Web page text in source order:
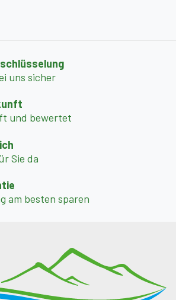
uns sicher
und bewertet
Sie da
am besten sparen